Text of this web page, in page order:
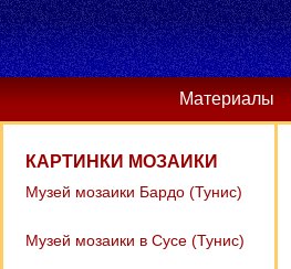
Материалы
КАРТИНКИ МОЗАИКИ
Музей мозаики Бардо (Тунис)
Музей мозаики в Сусе (Тунис)